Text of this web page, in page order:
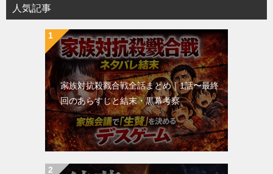
人気記事
家族対抗殺戮合戦全話まとめ｜1話〜最終
回のあらすじと結末・黒幕考察